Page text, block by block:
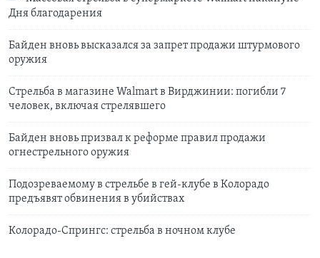
Дня благодарения
Байден вновь высказался за запрет продажи штурмового
оружия
Стрельба в магазине Walmart в Вирджинии: погибли 7
человек, включая стрелявшего
Байден вновь призвал к реформе правил продажи
огнестрельного оружия
Подозреваемому в стрельбе в гей-клубе в Колорадо
предъявят обвинения в убийствах
Колорадо-Спрингс: стрельба в ночном клубе